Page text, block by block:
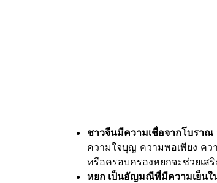
ชาวจีนมีความเชื่อจากโบราณ
ความใจบุญ ความพอเพียง ค
หรือครอบครองหยกจะช่วยเส
หยก เป็นอัญมณีที่มีความเย็นใ